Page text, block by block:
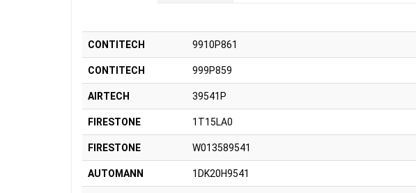
CONTITECH 9910P861
CONTITECH 999P859
AIRTECH 39541P
FIRESTONE 1T15LA0
FIRESTONE W013589541
AUTOMANN 1DK20H9541